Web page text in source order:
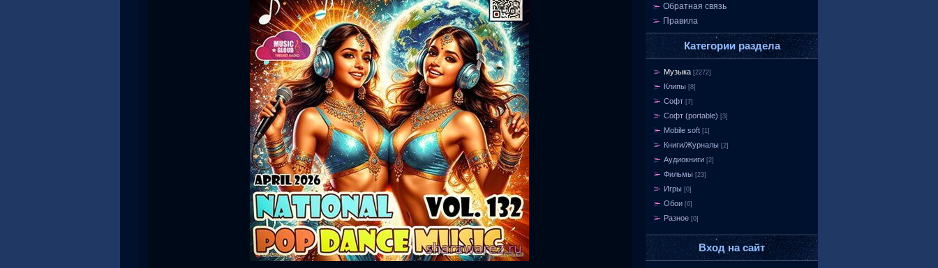
Обратная связь
Правила
Категории раздела
Музыка [2272]
Клипы [8]
Софт [7]
Софт (portable) [3]
Mobile soft [1]
Книги/Журналы [2]
Аудиокниги [2]
Фильмы [23]
Игры [0]
Обои [6]
Разное [0]
Вход на сайт